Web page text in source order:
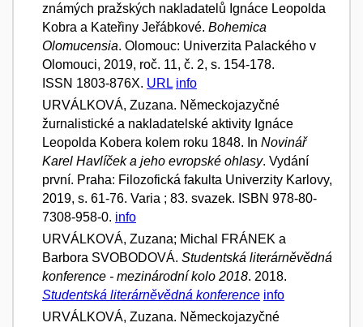
známých pražských nakladatelů Ignáce Leopolda
Kobra a Kateřiny Jeřábkové. Bohemica
Olomucensia. Olomouc: Univerzita Palackého v
Olomouci, 2019, roč. 11, č. 2, s. 154-178.
ISSN 1803-876X. URL info
URVÁLKOVÁ, Zuzana. Německojazyčné
žurnalistické a nakladatelské aktivity Ignáce
Leopolda Kobera kolem roku 1848. In Novinář
Karel Havlíček a jeho evropské ohlasy. Vydání
první. Praha: Filozofická fakulta Univerzity Karlovy,
2019, s. 61-76. Varia ; 83. svazek. ISBN 978-80-
7308-958-0. info
URVÁLKOVÁ, Zuzana; Michal FRÁNEK a
Barbora SVOBODOVÁ. Studentská literárněvědná
konference - mezinárodní kolo 2018. 2018.
Studentská literárněvědná konference info
URVÁLKOVÁ, Zuzana. Německojazyčné